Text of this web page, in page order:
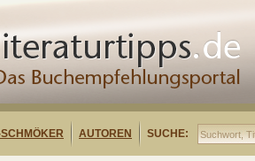
AUTOREN SUCHE: